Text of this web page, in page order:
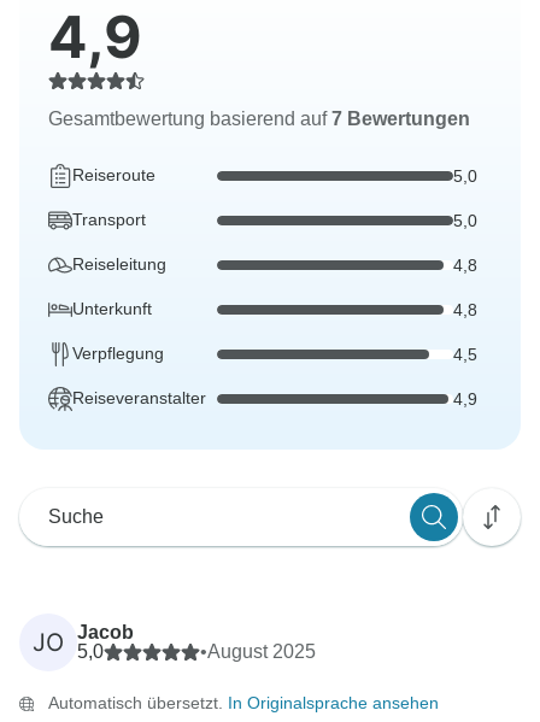
4,9
Gesamtbewertung basierend auf7 Bewertungen
Reiseroute 5,0
Transport 5,0
Reiseleitung 4,8
Unterkunft 4,8
Verpflegung 4,5
Reiseveranstalter 4,9
JO
Jacob
5,0
•August 2025
Automatisch übersetzt. In Originalsprache ansehen